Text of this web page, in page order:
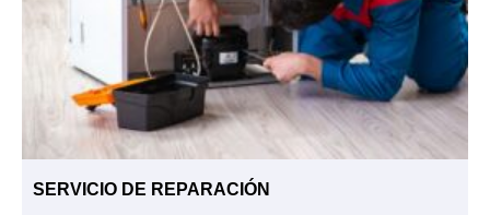
SERVICIO DE REPARACIÓN